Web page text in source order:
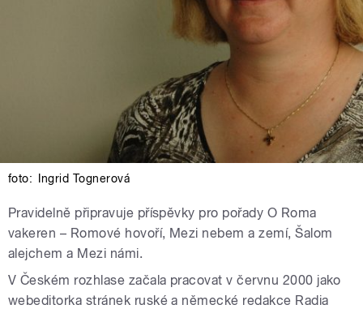
foto: Ingrid Tognerová
Pravidelně připravuje příspěvky pro pořady O Roma
vakeren – Romové hovoří, Mezi nebem a zemí, Šalom
alejchem a Mezi námi.
V Českém rozhlase začala pracovat v červnu 2000 jako
webeditorka stránek ruské a německé redakce Radia